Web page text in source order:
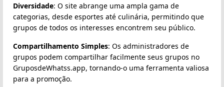
Diversidade: O site abrange uma ampla gama de
categorias, desde esportes até culinária, permitindo que
grupos de todos os interesses encontrem seu público.
Compartilhamento Simples: Os administradores de
grupos podem compartilhar facilmente seus grupos no
GruposdeWhatss.app, tornando-o uma ferramenta valiosa
para a promoção.